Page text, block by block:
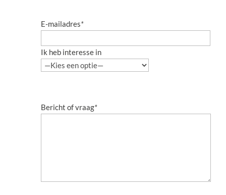
E-mailadres*
Ik heb interesse in
Bericht of vraag*